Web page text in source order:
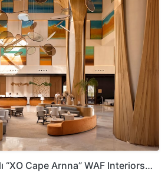
“XO Cape Arnna” WAF Interiors…